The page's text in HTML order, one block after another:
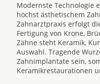
Modernste Technologie
höchst ästhetischem
Zahnarztpraxis erfolgt
Fertigung von Krone,
Zähne steht Keramik,
Auswahl. Tragende
Zahnimplantate sein,
Keramikrestaurationen